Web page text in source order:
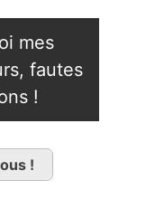
mes
fautes
!
!